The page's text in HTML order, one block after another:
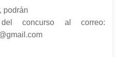
podrán
concurso al correo: